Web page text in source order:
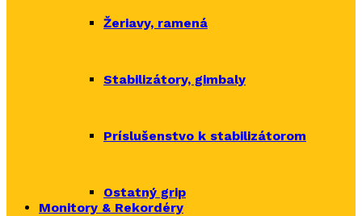
Žeriavy, ramená
Stabilizátory, gimbaly
Príslušenstvo k stabilizátorom
Ostatný grip
Monitory & Rekordéry